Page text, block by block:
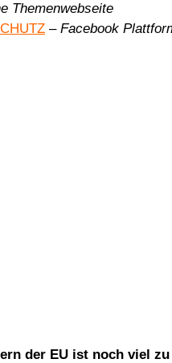
Themenwebseite
– Facebook
der EU ist noch viel